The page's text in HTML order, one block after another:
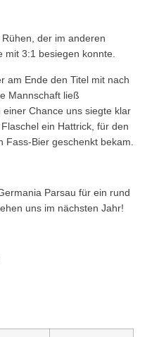
der im anderen
mit 3:1 besiegen konnte.
am Ende den Titel mit nach
Mannschaft ließ
Chance uns siegte klar
ein Hattrick, für den
Bier geschenkt bekam.
Parsau für ein rund
uns im nächsten Jahr!